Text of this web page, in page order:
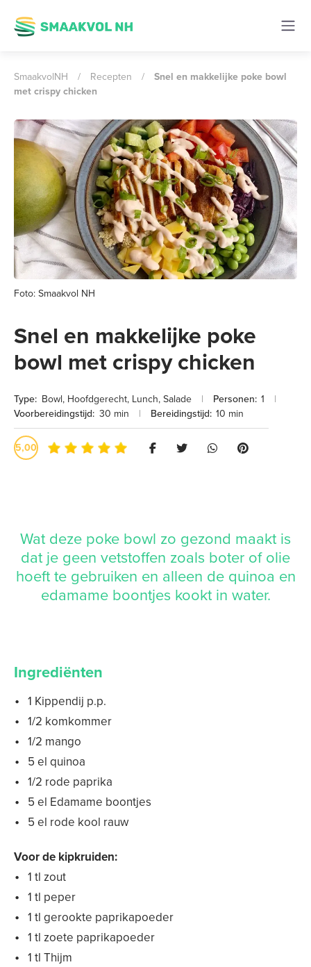
SmaakvolNH / Recepten /
Snel en makkelijke poke bowl
met crispy chicken
Foto: Smaakvol NH
Snel en makkelijke poke
bowl met crispy chicken
Type: Bowl, Hoofdgerecht, Lunch,Salade | Personen: 1
|
Voorbereidingstijd: 30 min | Bereidingstijd: 10 min
5,00
Wat deze poke bowl zo gezond maakt is
dat je geen vetstoffen zoals boter of olie
hoeft te gebruiken en alleen de quinoa en
edamame boontjes kookt in water.
Ingrediënten
1 Kippendij p.p.
1/2 komkommer
1/2 mango
5 el quinoa
1/2 rode paprika
5 el Edamame boontjes
5 el rode kool rauw
Voor de kipkruiden:
1 tl zout
1 tl peper
1 tl gerookte paprikapoeder
1 tl zoete paprikapoeder
1 tl Thijm